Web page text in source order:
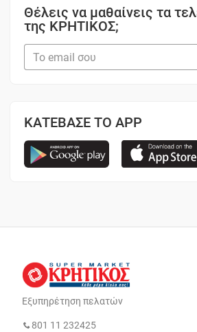
Θέλεις να μαθαίνεις τα
της ΚΡΗΤΙΚΟΣ;
ΚΑΤΕΒΑΣΕ ΤΟ APP
Εξυπηρέτηση πελατών
801 11 232425